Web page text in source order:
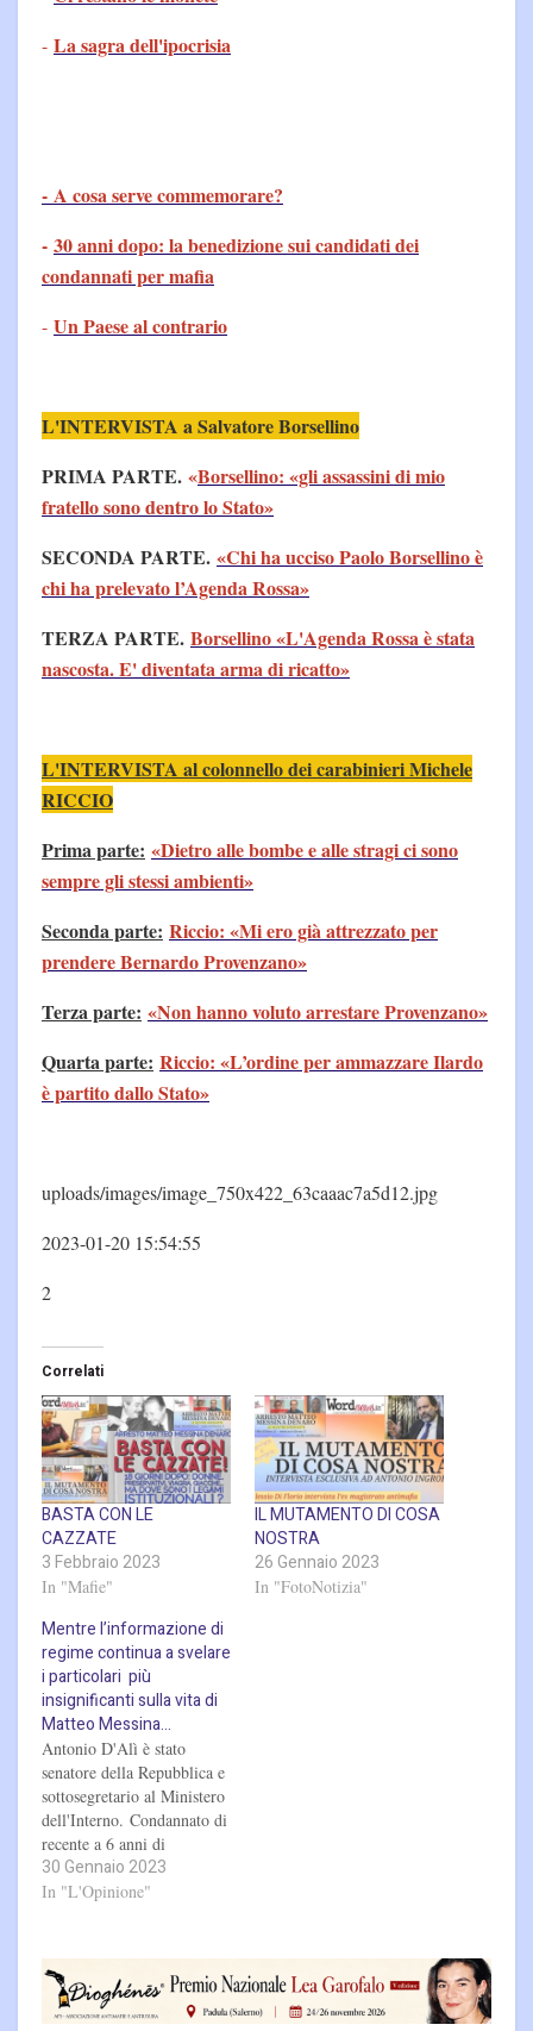
- La sagra dell'ipocrisia
- A cosa serve commemorare?
- 30 anni dopo: la benedizione sui candidati dei
condannati per mafia
- Un Paese al contrario
L'INTERVISTA a Salvatore Borsellino
PRIMA PARTE. «Borsellino: «gli assassini di mio
fratello sono dentro lo Stato»
SECONDA PARTE. «Chi ha ucciso Paolo Borsellino è
chi ha prelevato l’Agenda Rossa»
TERZA PARTE. Borsellino «L'Agenda Rossa è stata
nascosta. E' diventata arma di ricatto»
L'INTERVISTA al colonnello dei carabinieri Michele
RICCIO
Prima parte: «Dietro alle bombe e alle stragi ci sono
sempre gli stessi ambienti»
Seconda parte: Riccio: «Mi ero già attrezzato per
prendere Bernardo Provenzano»
Terza parte: «Non hanno voluto arrestare Provenzano»
Quarta parte: Riccio: «L’ordine per ammazzare Ilardo
è partito dallo Stato»
uploads/images/image_750x422_63caaac7a5d12.jpg
2023-01-20 15:54:55
2
Correlati
BASTA CON LE
CAZZATE
3 Febbraio 2023
In "Mafie"
IL MUTAMENTO DI COSA
NOSTRA
26 Gennaio 2023
In "FotoNotizia"
Mentre l’informazione di
regime continua a svelare
i particolari più
insignificanti sulla vita di
Matteo Messina…
Antonio D'Alì è stato
senatore della Repubblica e
sottosegretario al Ministero
dell'Interno. Condannato di
recente a 6 anni di
reclusione per concorso
esterno in associazione
Cuffaro è stato senatore,
deputato regionale e
presidente della Regione
30 Gennaio 2023
In "L'Opinione"